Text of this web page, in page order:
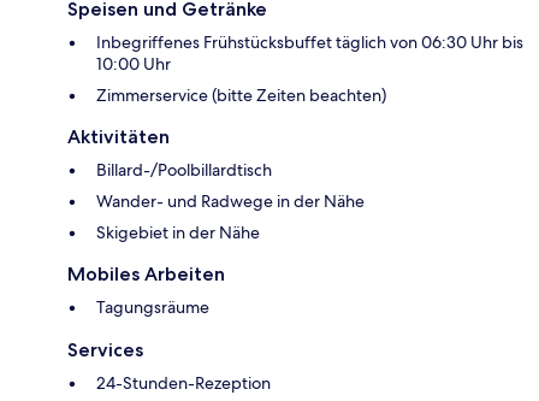
Speisen und Getränke
Inbegriffenes Frühstücksbuffet täglich von 06:30 Uhr bis
10:00 Uhr
Zimmerservice (bitte Zeiten beachten)
Aktivitäten
Billard-/Poolbillardtisch
Wander- und Radwege in der Nähe
Skigebiet in der Nähe
Mobiles Arbeiten
Tagungsräume
Services
24-Stunden-Rezeption